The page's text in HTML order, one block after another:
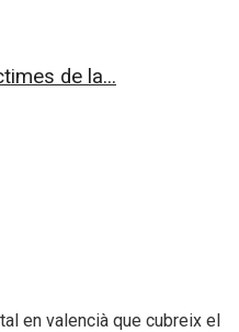
de la...
en valencià que cubreix el